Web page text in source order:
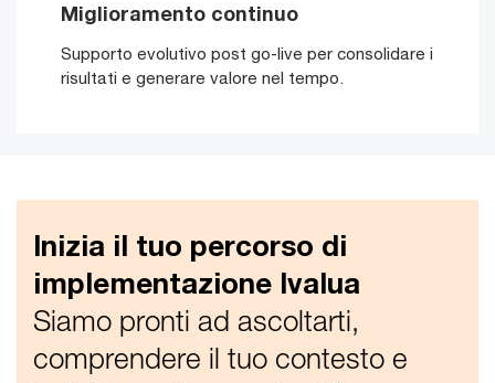
Miglioramento continuo
Supporto evolutivo post go-live per consolidare i
risultati e generare valore nel tempo.
Inizia il tuo percorso di
implementazione Ivalua
Siamo pronti ad ascoltarti,
comprendere il tuo contesto e